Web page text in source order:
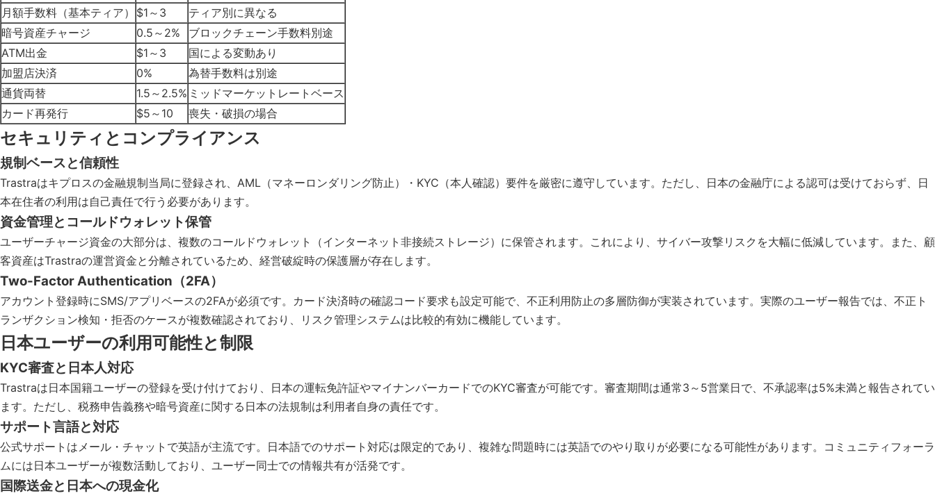
月額手数料（基本ティア）
$1～3
ティア別に異なる
暗号資産チャージ
0.5～2%
ブロックチェーン手数料別途
ATM出金
$1～3
国による変動あり
加盟店決済
0%
為替手数料は別途
通貨両替
1.5～2.5% ミッドマーケットレートベース
カード再発行
$5～10 喪失・破損の場合
セキュリティとコンプライアンス
規制ベースと信頼性
Trastraはキプロスの金融規制当局に登録され、AML（マネーロンダリング防止）・KYC（本人確認）要件を厳密に遵守しています。ただし、日本の金融庁による認可は受けておらず、日
本在住者の利用は自己責任で行う必要があります。
資金管理とコールドウォレット保管
ユーザーチャージ資金の大部分は、複数のコールドウォレット（インターネット非接続ストレージ）に保管されます。これにより、サイバー攻撃リスクを大幅に低減しています。また、顧
客資産はTrastraの運営資金と分離されているため、経営破綻時の保護層が存在します。
Two-Factor Authentication（2FA）
アカウント登録時にSMS/アプリベースの2FAが必須です。カード決済時の確認コード要求も設定可能で、不正利用防止の多層防御が実装されています。実際のユーザー報告では、不正ト
ランザクション検知・拒否のケースが複数確認されており、リスク管理システムは比較的有効に機能しています。
日本ユーザーの利用可能性と制限
KYC審査と日本人対応
Trastraは日本国籍ユーザーの登録を受け付けており、日本の運転免許証やマイナンバーカードでのKYC審査が可能です。審査期間は通常3～5営業日で、不承認率は5%未満と報告されてい
ます。ただし、税務申告義務や暗号資産に関する日本の法規制は利用者自身の責任です。
サポート言語と対応
公式サポートはメール・チャットで英語が主流です。日本語でのサポート対応は限定的であり、複雑な問題時には英語でのやり取りが必要になる可能性があります。コミュニティフォーラ
ムには日本ユーザーが複数活動しており、ユーザー同士での情報共有が活発です。
国際送金と日本への現金化